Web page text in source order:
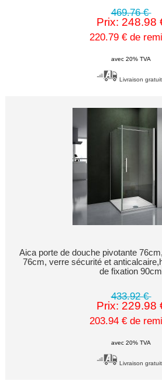
469.76 €
Prix: 248.98
220.79 € de
avec 20% TVA
Livraison
Aica porte de douche pivotante
76cm, verre sécurité et
de fixation 90cm
433.92 €
Prix: 229.98
203.94 € de
avec 20% TVA
Livraison